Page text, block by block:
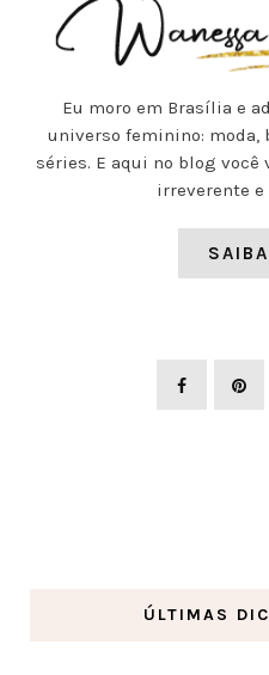
Eu moro em Brasília e
universo feminino: moda,
séries. E aqui no blog
irreverente
ÚLTIMAS